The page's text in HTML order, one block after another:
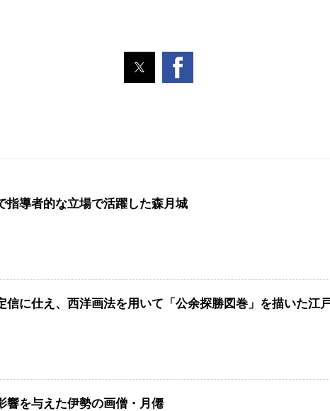
指導者的な立場で活躍した森月城
信に仕え、西洋画法を用いて「公余探勝図巻」を描いた江
響を与えた伊勢の画僧・月僊